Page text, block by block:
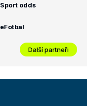
Sport odds
eFotbal
Další partneři